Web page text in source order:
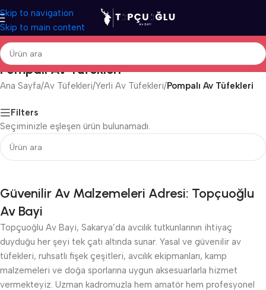
Skip to navigation
Skip to main content
Pompalı Av Tüfekleri
Ana Sayfa/Av Tüfekleri/Yerli Av Tüfekleri/Pompalı Av Tüfekleri
Filters
Seçiminizle eşleşen ürün bulunamadı.
Güvenilir Av Malzemeleri Adresi: Topçuoğlu
Av Bayi
Topçuoğlu Av Bayi, Sakarya’da avcılık tutkunlarının ihtiyaç
duyduğu her şeyi tek çatı altında sunar. Yasal ve güvenilir av
tüfekleri, ruhsatlı fişek çeşitleri, avcılık ekipmanları, kamp
malzemeleri ve doğa sporlarına uygun aksesuarlarla hizmet
vermekteyiz. Uzman kadromuzla hem amatör hem profesyonel